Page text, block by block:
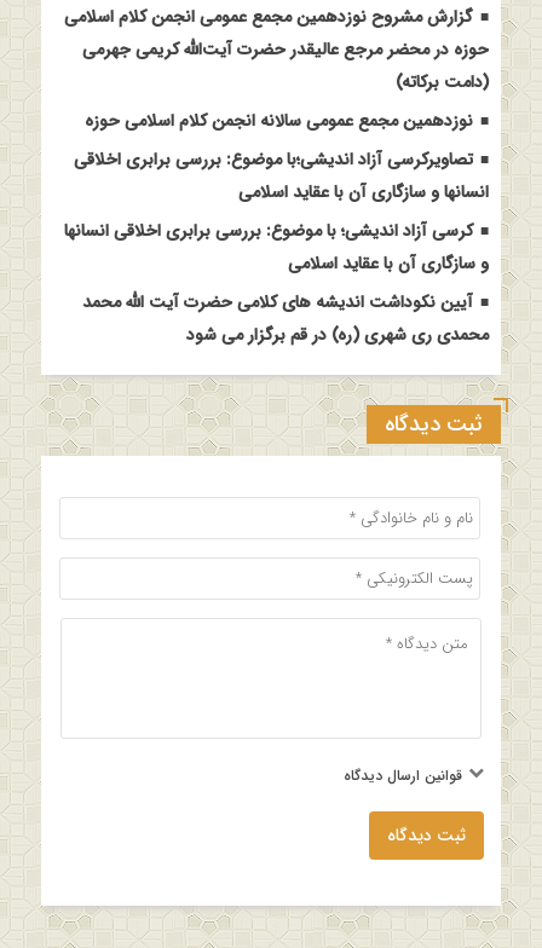
گزارش مشروح نوزدهمین مجمع عمومی انجمن کلام اسلامی
حوزه در محضر مرجع عالیقدر حضرت آیت‌الله کریمی جهرمی
(دامت برکاته)
نوزدهمین مجمع عمومی سالانه انجمن کلام اسلامی حوزه
تصاویرکرسی آزاد اندیشی؛با موضوع: بررسی برابری اخلاقی
انسانها و سازگاری آن با عقاید اسلامی
کرسی آزاد اندیشی؛ با موضوع: بررسی برابری اخلاقی انسانها
و سازگاری آن با عقاید اسلامی
آیین نکوداشت اندیشه های کلامی حضرت آیت الله محمد
محمدی ری شهری (ره) در قم برگزار می شود
ثبت دیدگاه
قوانین ارسال دیدگاه
ثبت دیدگاه